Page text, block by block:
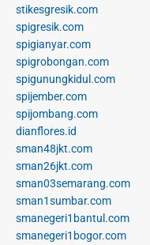
stikesgresik.com
spigresik.com
spigianyar.com
spigrobongan.com
spigunungkidul.com
spijember.com
spijombang.com
dianflores.id
sman48jkt.com
sman26jkt.com
sman03semarang.com
sman1sumbar.com
smanegeri1bantul.com
smanegeri1bogor.com